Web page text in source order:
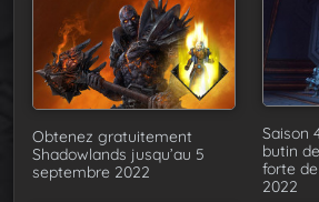
Obtenez gratuitement
Shadowlands jusqu’au 5
septembre 2022
Saison
butin
forte
2022